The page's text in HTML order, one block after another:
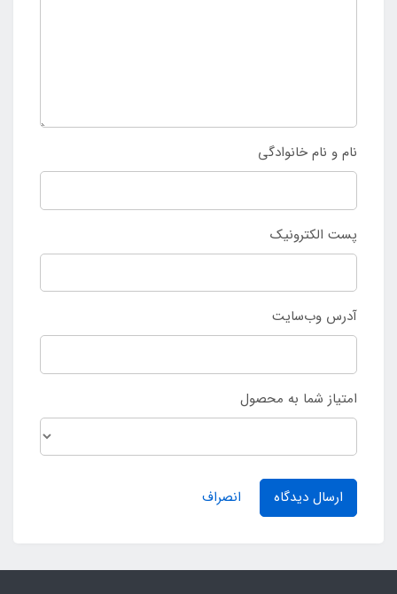
نام و نام خانوادگی
پست الکترونیک
آدرس وب‌سایت
امتیاز شما به محصول
ارسال دیدگاه انصراف